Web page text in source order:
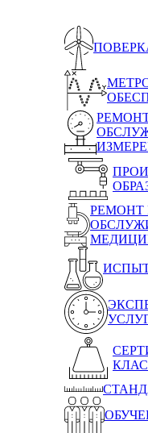
РЕМОНТ